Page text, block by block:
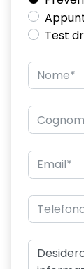
eCall
compatibilità
fari posteriori
SHAPE
frecce di
freno di
gas
HARM02
Test